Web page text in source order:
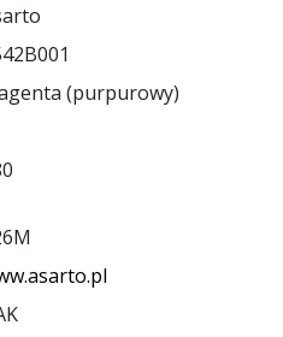
(purpurowy)